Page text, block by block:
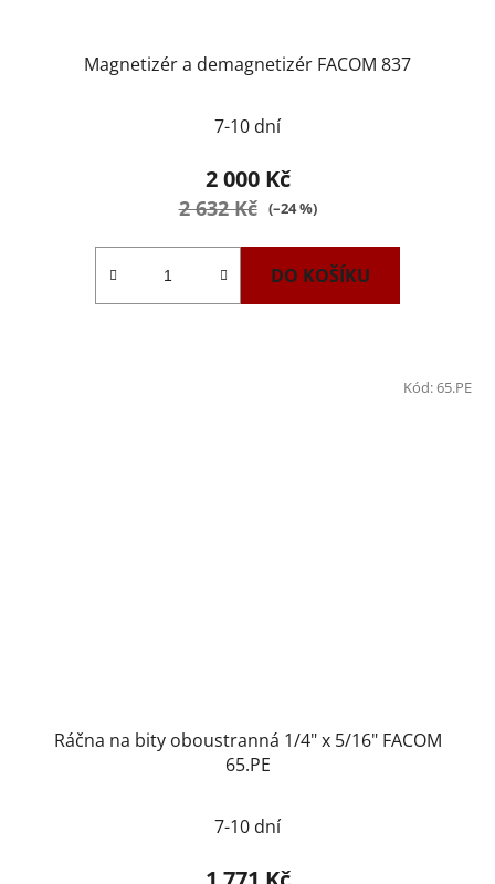
Magnetizér a demagnetizér FACOM 837
7-10 dní
2 000 Kč
2 632 Kč (–24 %)
DO KOŠÍKU
Ráčna na bity oboustranná 1/4" x 5/16" FACOM
65.PE
hodnocení
produktu
7-10 dní
Kód:65.PE